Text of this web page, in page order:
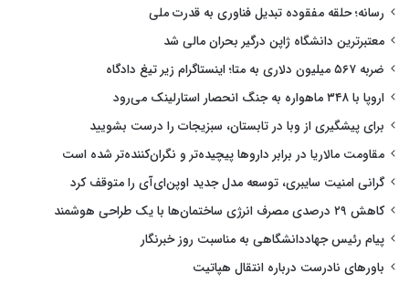
رسانه؛ حلقه مفقوده تبدیل فناوری به قدرت ملی
معتبرترین دانشگاه ژاپن درگیر بحران مالی شد
ضربه ۵۶۷ میلیون دلاری به متا؛ اینستاگرام زیر تیغ دادگاه
اروپا با ۳۴۸ ماهواره به جنگ انحصار استارلینک می‌رود
برای پیشگیری از وبا در تابستان، سبزیجات را درست بشویید
مقاومت مالاریا در برابر داروها پیچیده‌تر و نگران‌کننده‌تر شده است
گرانی امنیت سایبری، توسعه مدل جدید اوپن‌ای‌آی را متوقف کرد
کاهش ۲۹ درصدی مصرف انرژی ساختمان‌ها با یک طراحی هوشمند
پیام رئیس جهاددانشگاهی به مناسبت روز خبرنگار
باورهای نادرست درباره انتقال هپاتیت